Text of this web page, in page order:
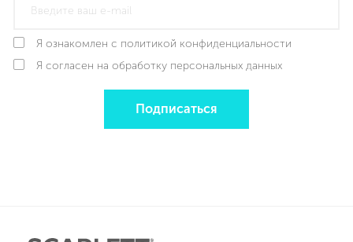
Я ознакомлен с политикой конфиденциальности
Я согласен на обработку персональных данных
Подписаться